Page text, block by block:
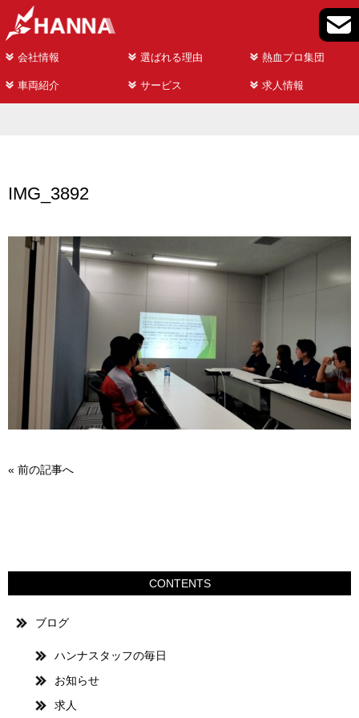
会社情報 選ばれる理由 熱血プロ集団
車両紹介 サービス 求人情報
IMG_3892
« 前の記事へ
CONTENTS
ブログ
ハンナスタッフの毎日
お知らせ
求人